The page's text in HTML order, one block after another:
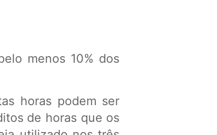
menos 10% dos
horas podem ser
de horas que os